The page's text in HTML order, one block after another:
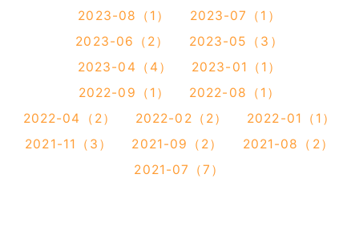
2023-08（1）
2023-07（1）
2023-06（2）
2023-05（3）
2023-04（4）
2023-01（1）
2022-09（1）
2022-08（1）
2022-04（2）
2022-02（2）
2022-01（1）
2021-11（3）
2021-09（2）
2021-08（2）
2021-07（7）